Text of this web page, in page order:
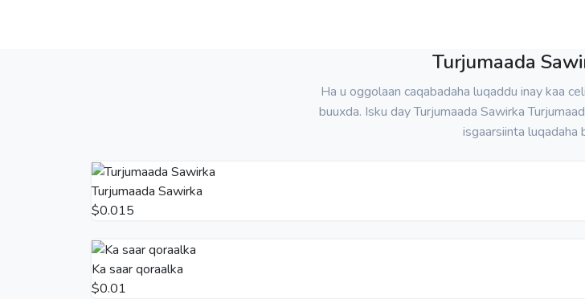
Turjumaada
Ha u oggolaan caqabadaha luqaddu inay kaa
buuxda. Isku day Turjumaada Sawirka
isgaarsiinta luqadaha
Turjumaada Sawirka
$0.015
Ka saar qoraalka
$0.01